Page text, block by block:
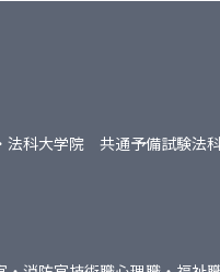
法科大学院 共通予備試験法